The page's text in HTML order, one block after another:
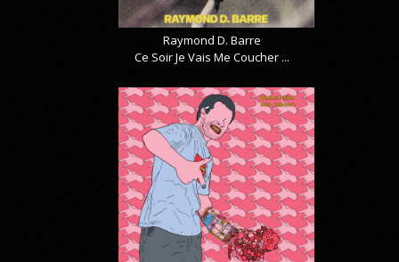
Raymond D. Barre
Ce Soir Je Vais Me Coucher ...